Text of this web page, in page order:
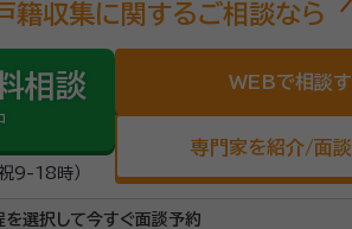
籍収集に関するご相談なら
相談
9-18時）
WEBで相談
専門家を紹介/面
を選択して今すぐ面談予約